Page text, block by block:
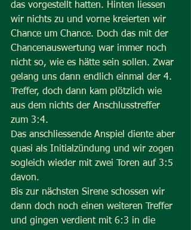
das vorgestellt hatten. Hinten liessen
wir nichts zu und vorne kreierten wir
Chance um Chance. Doch das mit der
Chancenauswertung war immer noch
nicht so, wie es hätte sein sollen. Zwar
gelang uns dann endlich einmal der 4.
Treffer, doch dann kam plötzlich wie
aus dem nichts der Anschlusstreffer
zum 3:4.
Das anschliessende Anspiel diente aber
quasi als Initialzündung und wir zogen
sogleich wieder mit zwei Toren auf 3:5
davon.
Bis zur nächsten Sirene schossen wir
dann doch noch einen weiteren Treffer
und gingen verdient mit 6:3 in die